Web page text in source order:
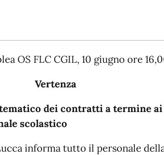
OS FLC CGIL, 10 giugno ore
Vertenza
dei contratti a termine ai
scolastico
informa tutto il personale